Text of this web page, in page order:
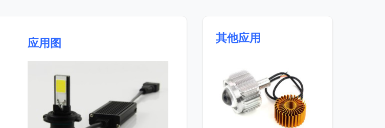
应用图 其他应用